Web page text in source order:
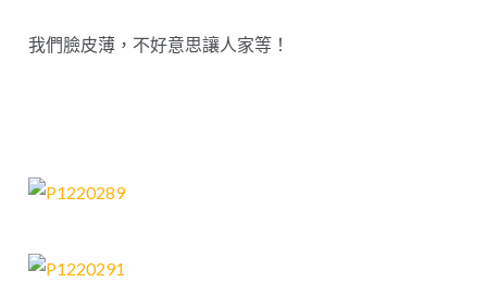
我們臉皮薄 ，不好意思讓人家等！